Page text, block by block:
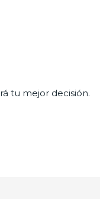
tu mejor decisión.